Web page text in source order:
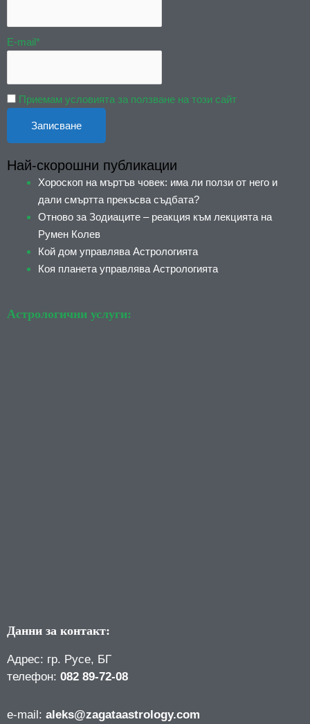
E-mail*
Приемам условията за ползване на този сайт
Най-скорошни публикации
Хороскоп на мъртъв човек: има ли ползи от него и
дали смъртта прекъсва съдбата?
Отново за Зодиаците – реакция към лекцията на
Румен Колев
Кой дом управлява Астрологията
Коя планета управлява Астрологията
Астрологични услуги:
Данни за контакт:
Адрес: гр. Русе, БГ
телефон: 082 89-72-08
е-mail: aleks@zagataastrology.com